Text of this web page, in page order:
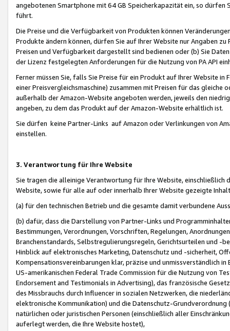
angebotenen Smartphone mit 64 GB Speicherkapazität ein, so dürfen
führt.
Die Preise und die Verfügbarkeit von Produkten können
Produkte ändern können, dürfen Sie auf Ihrer Website nur Angaben
Preisen und Verfügbarkeit dargestellt sind bedienen oder (b) Sie
der Lizenz festgelegten Anforderungen für die Nutzung von PA API
Ferner müssen Sie, falls Sie Preise für ein Produkt auf Ihrer Website
einer Preisvergleichsmaschine) zusammen mit Preisen für das
außerhalb der Amazon-Website angeboten werden, jeweils den
angeben, zu dem das Produkt auf der Amazon-Website erhältlich ist.
Sie dürfen keine Partner-Links auf Amazon oder Verlinkungen von
einstellen.
3. Verantwortung für Ihre Website
Sie tragen die alleinige Verantwortung für Ihre Website,
Website, sowie für alle auf oder innerhalb Ihrer Website gezeigte
(a) für den technischen Betrieb und die gesamte damit verbundene
(b) dafür, dass die Darstellung von Partner-Links und
Bestimmungen, Verordnungen, Vorschriften, Regelungen,
Branchenstandards, Selbstregulierungsregeln, Gerichtsurteilen und -
Hinblick auf elektronisches Marketing, Datenschutz und -sicherheit,
Kompensationsvereinbarungen klar, präzise und unmissverständlich
US-amerikanischen Federal Trade Commission für die Nutzung von
Endorsement and Testimonials in Advertising), das französische
des Missbrauchs durch Influencer in sozialen Netzwerken, die
elektronische Kommunikation) und die Datenschutz-
natürlichen oder juristischen Personen (einschließlich aller
auferlegt werden, die Ihre Website hostet),